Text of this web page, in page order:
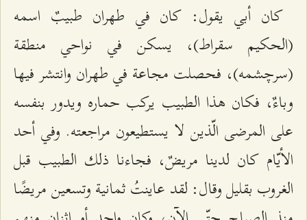
كان أبي يقول: كان في طهران طبيبٌ اسمه
(الحكيم سقراط)، يسكن في نواحي منطقة
(سرچشمه)، فحصلت مجاعة في طهران وانتشر فيها
وباءٌ، فكان هذا الطبيب يركب حماره ويدور بنفسه
على المرضى الّذين لا يستطيعون مراجعته. وفي أحد
الأيّام كان لدينا مريضٌ، فجاءنا ذلك الطبيب قبل
الغروب بقليل وقال: لقد عاينتُ ثمانية وتسعين مريضًا